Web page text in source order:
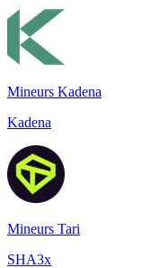
Mineurs Kadena
Kadena
Mineurs Tari
SHA3x